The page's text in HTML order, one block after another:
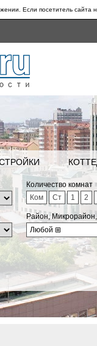
Если посетитель сайта
Количество комнат
Ком
Ст 1 2
Район,
Любой ⊞